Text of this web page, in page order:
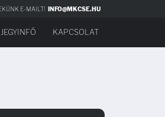
E-MAILT! INFO@MKCSE.HU
JEGYINFÓ KAPCSOLAT